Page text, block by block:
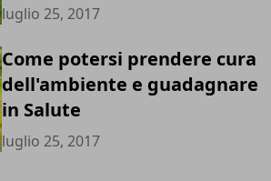
luglio 25, 2017
Come potersi prendere cura
dell'ambiente e guadagnare
in Salute
luglio 25, 2017